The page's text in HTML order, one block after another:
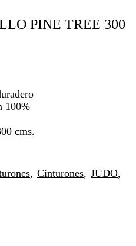
PINE TREE 300
100%
cms.
, Cinturones, JUDO,